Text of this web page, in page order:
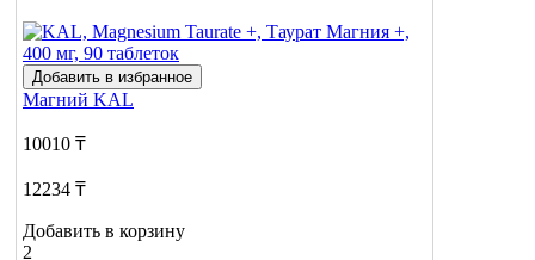
Добавить в избранное
Магний KAL
10010 ₸
12234 ₸
Добавить в корзину
2